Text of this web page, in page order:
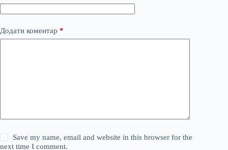
Додати коментар *
Save my name, email and website in this browser for the
next time I comment.